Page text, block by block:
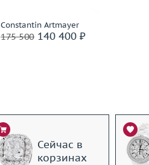
Constantin Artmayer
175 500140 400 ₽
Сейчас в
корзинах